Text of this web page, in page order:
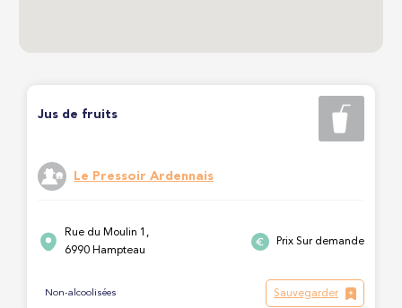
Jus de fruits
Le Pressoir Ardennais
Rue du Moulin 1,
6990 Hampteau
Prix Sur demande
Non-alcoolisées Sauvegarder